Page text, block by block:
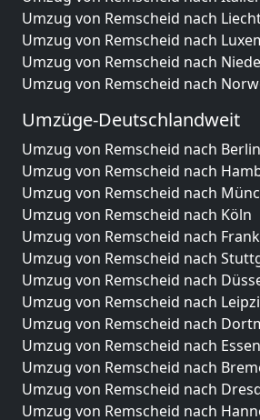
Umzug von Remscheid nach
Umzug von Remscheid nach
Umzug von Remscheid nach
Umzug von Remscheid nach
Umzüge-Deutschlandweit
Umzug von Remscheid nach Berlin
Umzug von Remscheid nach
Umzug von Remscheid nach
Umzug von Remscheid nach Köln
Umzug von Remscheid nach
Umzug von Remscheid nach
Umzug von Remscheid nach
Umzug von Remscheid nach
Umzug von Remscheid nach
Umzug von Remscheid nach Essen
Umzug von Remscheid nach
Umzug von Remscheid nach
Umzug von Remscheid nach